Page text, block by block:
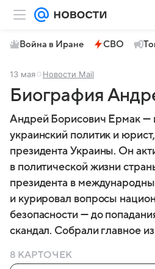
Война в Иране СВО
13 мая Новости Mail
Биография
Андрей Борисович Ермак —
украинский политик и
президента Украины. Он
в политической жизни
президента в
и курировал вопросы
безопасности — до
скандал. Собрали главное
8 КАРТОЧЕК